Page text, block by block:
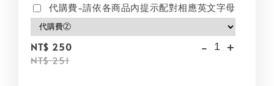
代購費-請依各商品內提示配對相應英文字母
NT$ 250
NT$ 251
- +